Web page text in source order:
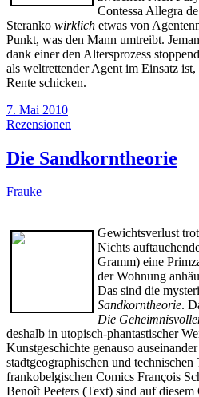
Contessa Allegra
Steranko wirklich etwas von
Punkt, was den Mann umtreibt.
dank einer den Altersprozess
als weltrettender Agent im Einsatz
Rente schicken.
7. Mai 2010
Rezensionen
Die Sandkorntheorie
Frauke
Gewichtsverlust
Nichts
Gramm) eine
der Wohnung
Das sind die
Sandkorntheorie.
Die
deshalb in utopisch-phantastischer
Kunstgeschichte genauso
stadtgeographischen und
frankobelgischen Comics François
Benoît Peeters (Text) sind auf diesem